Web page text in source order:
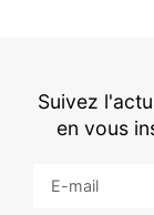
Suivez
en vous